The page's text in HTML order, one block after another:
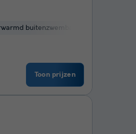
buitenzwembad
Toon prijzen